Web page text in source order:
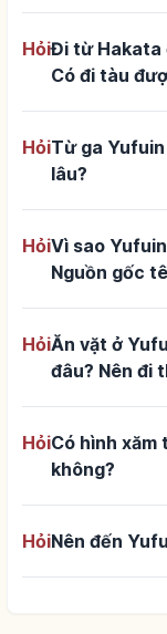
HỏiĐi từ Hakata
Có đi tàu
HỏiTừ ga
lâu?
HỏiVì sao
Nguồn gốc
HỏiĂn vặt ở
đâu? Nên đi
HỏiCó hình xăm
không?
HỏiNên đến